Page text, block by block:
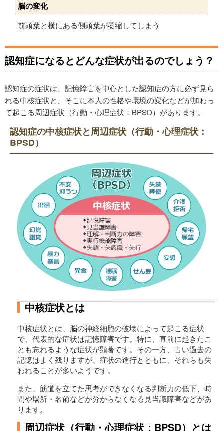
脳の変化
前頭葉と横にある側頭葉が萎縮してしまう
認知症になるとどんな症状が出るのでしょう？
認知症の症状は、記憶障害を中心とした認知症の方に必ず見ら
れる中核症状と、そこに本人の性格や環境の変化などが加わっ
て起こる周辺症状（行動・心理症状：BPSD）があります。
認知症の中核症状と周辺症状（行動・心理症状：
BPSD）
中核症状とは
中核症状とは、脳の神経細胞の破壊によって起こる症状
で、代表的な症状は記憶障害です。特に、直前に起きたこ
とも忘れるような症状が顕著です。その一方、古い過去の
記憶はよく残りますが、症状の進行とともに、それらも失
われることが多いようです。
また、筋道を立てた思考ができなくなる判断力の低下、時
間や場所・名前などが分からなくなる見当識障害などがあ
ります。
周辺症状（行動・心理症状：BPSD）とは